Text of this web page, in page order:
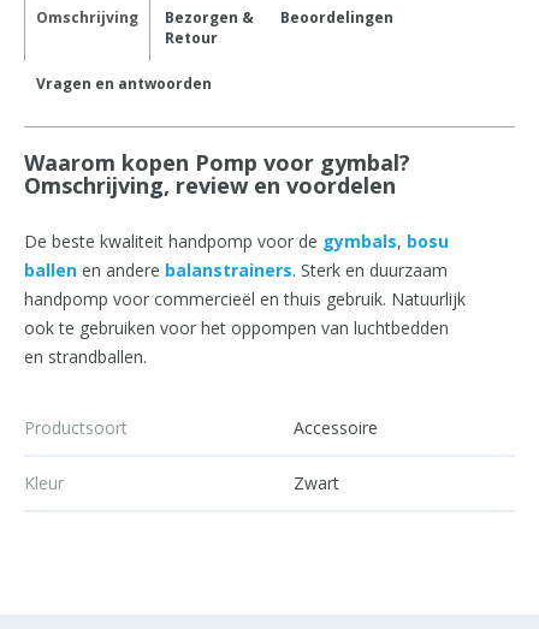
Omschrijving
Bezorgen &
Retour
Beoordelingen
Vragen en antwoorden
Waarom kopen Pomp voor gymbal?
Omschrijving, review en voordelen
De beste kwaliteit handpomp voor de gymbals, bosu
ballen en andere balanstrainers. Sterk en duurzaam
handpomp voor commercieël en thuis gebruik. Natuurlijk
ook te gebruiken voor het oppompen van luchtbedden
en strandballen.
Productsoort Accessoire
Kleur Zwart